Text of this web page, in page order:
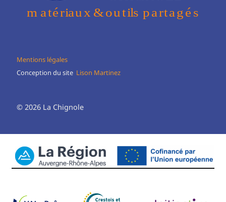
Mentions légales
Conception du site Lison Martinez
© 2026 La Chignole